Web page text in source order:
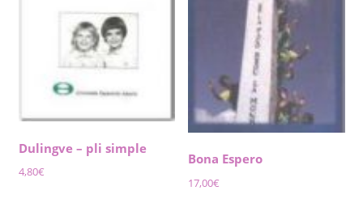
Dulingve – pli simple
4,80€
Bona Espero
17,00€